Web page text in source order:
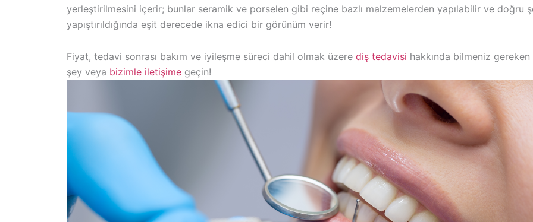
yerleştirilmesini içerir; bunlar seramik ve porselen gibi reçine bazlı malzemelerden yapılabilir ve doğru
yapıştırıldığında eşit derecede ikna edici bir görünüm verir!
Fiyat, tedavi sonrası bakım ve iyileşme süreci dahil olmak üzere diş tedavisi hakkında bilmeniz gereken
şey veya bizimle iletişime geçin!